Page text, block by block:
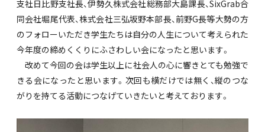
支社日比野支社長、伊勢久株式会社総務部大島課長、SixGrab合
同会社堀尾代表、株式会社三弘坂野本部長、前野G長等大勢の方
のフォローいただき学生たちは自分の人生について考えられた
今年度の締めくくりにふさわしい会になったと思います。
改めて今回の会は学生以上に社会人の心に響きとても勉強で
きる会になったと思います。次回も横だけでは無く、縦のつな
がりを持てる活動につなげていきたいと考えております。